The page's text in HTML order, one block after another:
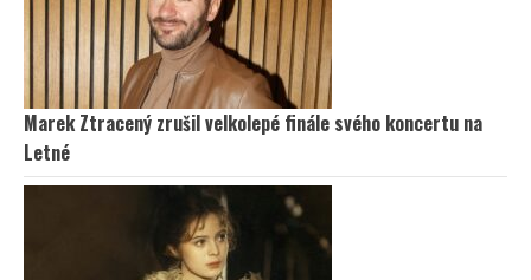
Marek Ztracený zrušil velkolepé finále svého koncertu na
Letné